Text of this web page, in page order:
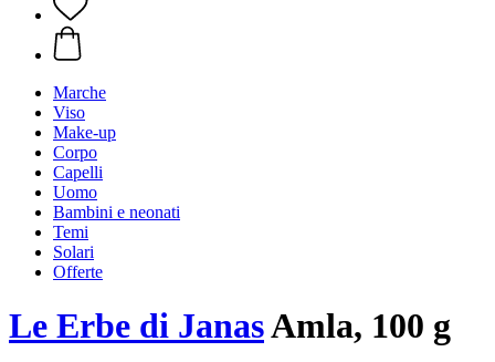
Marche
Viso
Make-up
Corpo
Capelli
Uomo
Bambini e neonati
Temi
Solari
Offerte
Le Erbe di JanasAmla, 100 g